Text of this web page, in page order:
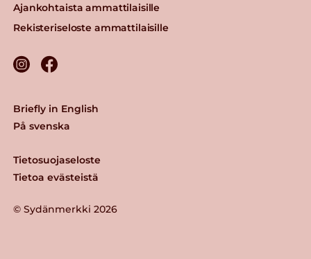
Ajankohtaista ammattilaisille
Rekisteriseloste ammattilaisille
© Sydänmerkki 2026
Tietosuojaseloste
Tietoa evästeistä
Briefly in English
På svenska